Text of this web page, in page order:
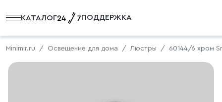
КАТАЛОГ ПОДДЕРЖКА
Minimir.ru Освещение для дома Люстры 60144/6 хром